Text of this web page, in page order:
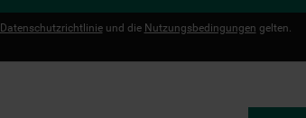
Datenschutzrichtlinieund die Nutzungsbedingungen gelten.